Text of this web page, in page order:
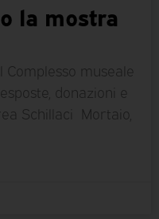
la mostra
museale
donazioni e
Schillaci Mortaio,